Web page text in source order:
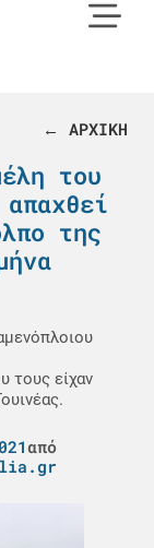
← ΑΡΧΙΚΗ
του
της
τους είχαν
από